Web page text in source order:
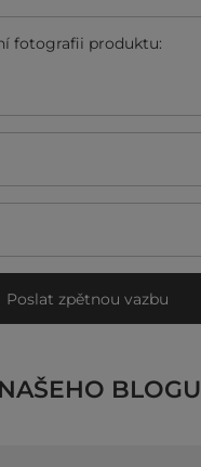
fotografii produktu:
Poslat zpětnou vazbu
BLOGU